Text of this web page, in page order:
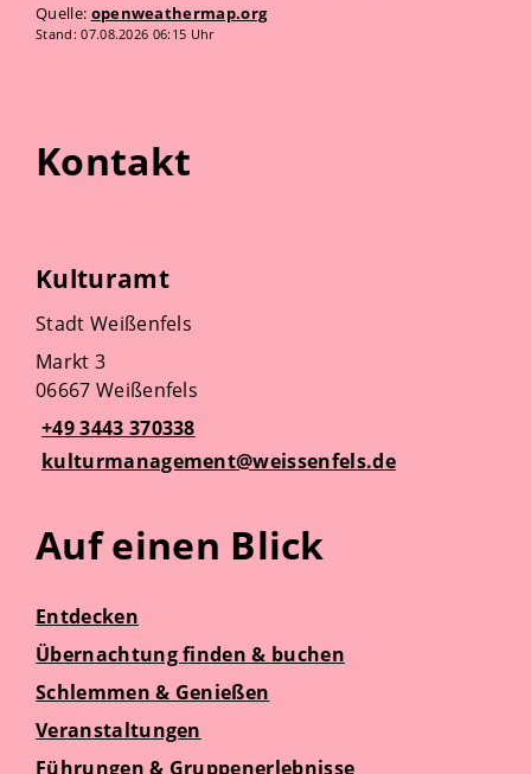
Quelle: openweathermap.org
Stand: 07.08.2026 06:15 Uhr
Kontakt
Kulturamt
Stadt Weißenfels
Markt 3
06667 Weißenfels
+49 3443 370338
kulturmanagement@weissenfels.de
Auf einen Blick
Entdecken
Übernachtung finden & buchen
Schlemmen & Genießen
Veranstaltungen
Führungen & Gruppenerlebnisse